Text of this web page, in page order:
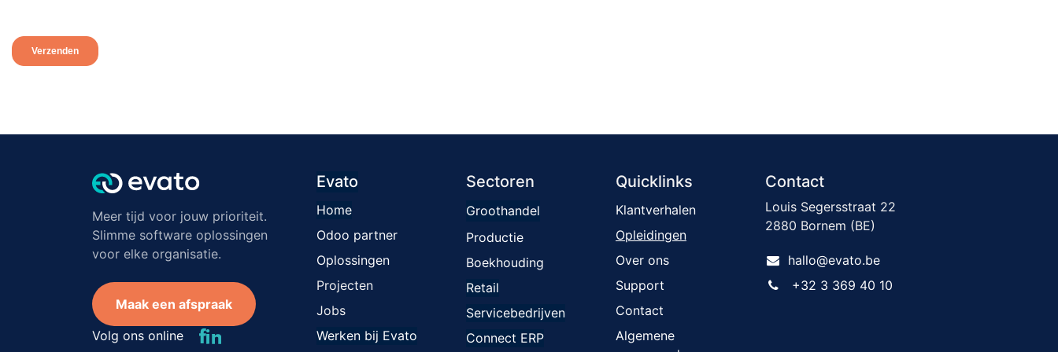
Verzenden
Meer tijd voor jouw prioriteit.
Slimme software oplossingen
voor elke organisatie.
Maak een afspraak
Volg ons online
Evato
Home
Odoo par​​tner
Oplossingen
Projecten
Jobs
Werken bij Evato
Sectoren
Groothandel
Productie
Boekhouding
Retail
Servicebedrijven
Connect ERP
Quicklinks
Klantverhalen
Opleiding​​​en
Over ons
Support
Contact
Algemene
Contact
Louis Segersstraat 22
2880 Bornem (BE)
hallo@evato.be
+32 3 369 40 10​